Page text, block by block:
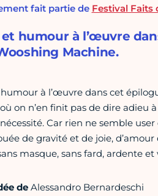
fait partie de Festival Faits
et humour à l’œuvre
Machine.
à l’œuvre dans cet
on n’en finit pas de dire adieu
Car rien ne semble
de gravité et de joie,
masque, sans fard, ardente
de Alessandro Bernardeschi